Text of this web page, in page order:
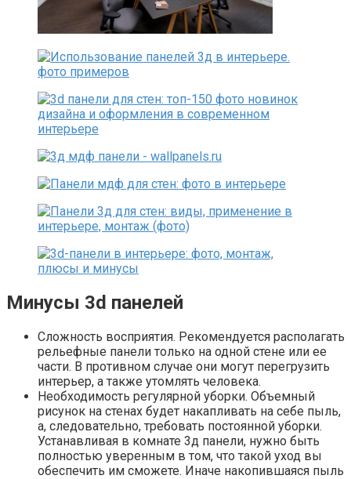
Минусы 3d панелей
Сложность восприятия. Рекомендуется располагать
рельефные панели только на одной стене или ее
части. В противном случае они могут перегрузить
интерьер, а также утомлять человека.
Необходимость регулярной уборки. Объемный
рисунок на стенах будет накапливать на себе пыль,
а, следовательно, требовать постоянной уборки.
Устанавливая в комнате 3д панели, нужно быть
полностью уверенным в том, что такой уход вы
обеспечить им сможете. Иначе накопившаяся пыль